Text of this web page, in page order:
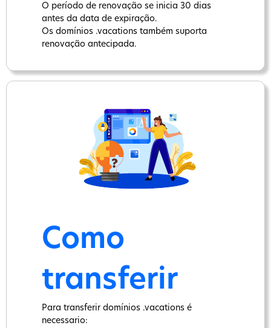
O período de renovação se inicia 30 dias
antes da data de expiração.
Os domínios .vacations também suporta
renovação antecipada.
Como
transferir
Para transferir domínios .vacations é
necessario: